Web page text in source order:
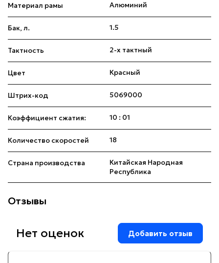
Материал рамы Алюминий
Бак, л. 1.5
Тактность 2-х тактный
Цвет Красный
Штрих-код 5069000
Коэффициент сжатия: 10 : 01
Количество скоростей 18
Страна производства
Китайская Народная
Республика
Отзывы
Нет оценок Добавить отзыв